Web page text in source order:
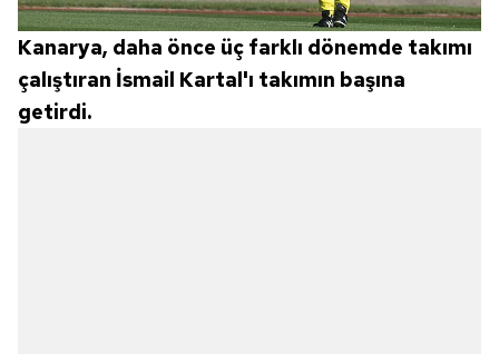
Kanarya, daha önce üç farklı dönemde takımı
çalıştıran İsmail Kartal'ı takımın başına
getirdi.